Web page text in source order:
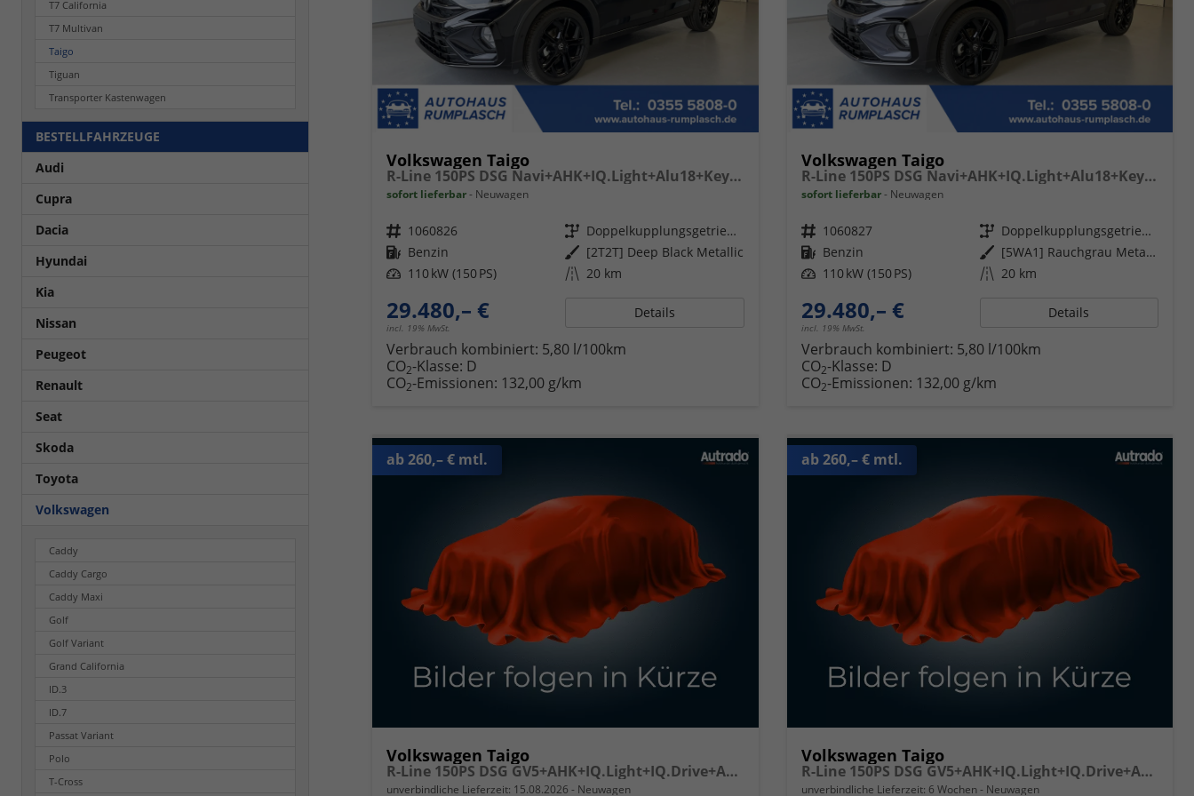
Volkswagen Taigo
R-Line 150PS DSG Navi+AHK+IQ.Light+Alu18+Keyless+Black+Sitzheiz+Kamera+ACC
sofort lieferbar Neuwagen
Fahrzeugnr. 1060826 Getriebe
Doppelkupplungsgetriebe (DSG)
Kraftstoff Benzin Außenfarbe [2T2T] Deep Black Metallic
Leistung 110 kW (150 PS) Kilometerstand 20 km
29.480,– €
incl. 19% MwSt.
Details
Verbrauch kombiniert: 5,80 l/100km
CO2-Klasse: D
CO2-Emissionen: 132,00 g/km
Volkswagen Taigo
R-Line 150PS DSG Navi+AHK+IQ.Light+Alu18+Keyless+Black+Sitzheiz+Kamera+ACC
sofort lieferbar Neuwagen
Fahrzeugnr. 1060827 Getriebe
Doppelkupplungsgetriebe (DSG)
Kraftstoff Benzin Außenfarbe
[5WA1] Rauchgrau Metallic / Dach Schwarz
Leistung 110 kW (150 PS) Kilometerstand 20 km
29.480,– €
incl. 19% MwSt.
Details
Verbrauch kombiniert: 5,80 l/100km
CO2-Klasse: D
CO2-Emissionen: 132,00 g/km
ab 260,– € mtl.
Volkswagen Taigo
R-Line 150PS DSG GV5+AHK+IQ.Light+IQ.Drive+ACC+Kamera+Black+Kessy+Sitzheiz
unverbindliche Lieferzeit: 15.08.2026 Neuwagen
ab 260,– € mtl.
Volkswagen Taigo
R-Line 150PS DSG GV5+AHK+IQ.Light+IQ.Drive+ACC+Kamera+Black+Kessy+Sitzheiz
unverbindliche Lieferzeit: 6 Wochen Neuwagen
T7 California
T7 Multivan
Taigo
Tiguan
Transporter Kastenwagen
BESTELLFAHRZEUGE
Audi
Cupra
Dacia
Hyundai
Kia
Nissan
Peugeot
Renault
Seat
Skoda
Toyota
Volkswagen
Caddy
Caddy Cargo
Caddy Maxi
Golf
Golf Variant
Grand California
ID.3
ID.7
Passat Variant
Polo
T-Cross